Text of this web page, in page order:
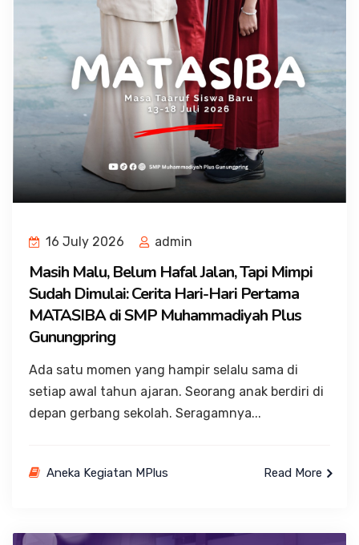
16 July 2026 admin
Masih Malu, Belum Hafal Jalan, Tapi Mimpi
Sudah Dimulai: Cerita Hari-Hari Pertama
MATASIBA di SMP Muhammadiyah Plus
Gunungpring
Ada satu momen yang hampir selalu sama di
setiap awal tahun ajaran. Seorang anak berdiri di
depan gerbang sekolah. Seragamnya...
Aneka Kegiatan MPlus Read More